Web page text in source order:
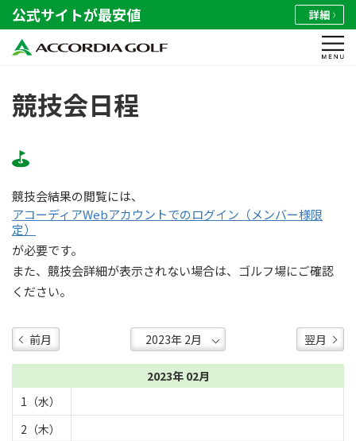
公式サイトが最安値 詳細
競技会日程
競技会結果の閲覧には、
アコーディアWebアカウントでのログイン（メンバー様限
定）
が必要です。
また、競技会詳細が表示されない場合は、ゴルフ場にご確認
ください。
前月 翌月
2023年 02月
1（水）
2（木）